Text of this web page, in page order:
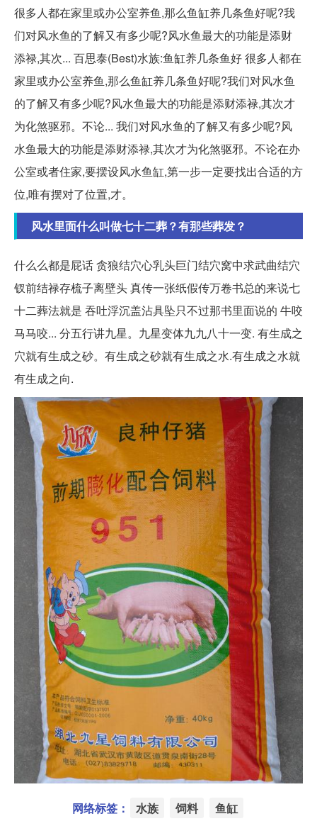
很多人都在家里或办公室养鱼,那么鱼缸养几条鱼好呢?我
们对风水鱼的了解又有多少呢?风水鱼最大的功能是添财
添禄,其次... 百思泰(Best)水族:鱼缸养几条鱼好 很多人都在
家里或办公室养鱼,那么鱼缸养几条鱼好呢?我们对风水鱼
的了解又有多少呢?风水鱼最大的功能是添财添禄,其次才
为化煞驱邪。不论... 我们对风水鱼的了解又有多少呢?风
水鱼最大的功能是添财添禄,其次才为化煞驱邪。不论在办
公室或者住家,要摆设风水鱼缸,第一步一定要找出合适的方
位,唯有摆对了位置,才。
风水里面什么叫做七十二葬？有那些葬发？
什么么都是屁话 贪狼结穴心乳头巨门结穴窝中求武曲结穴
钗前结禄存梳子离壁头 真传一张纸假传万卷书总的来说七
十二葬法就是 吞吐浮沉盖沾具坠只不过那书里面说的 牛咬
马马咬... 分五行讲九星。九星变体九九八十一变. 有生成之
穴就有生成之砂。有生成之砂就有生成之水.有生成之水就
有生成之向.
网络标签： 水族 饲料 鱼缸